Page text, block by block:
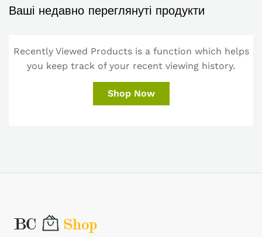
Ваші недавно переглянуті продукти
Recently Viewed Products is a function which helps
you keep track of your recent viewing history.
Shop Now